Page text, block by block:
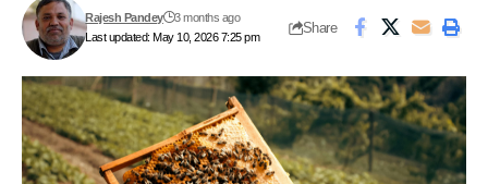
Last updated: May 10, 2026 7:25 pm
Rajesh Pandey 3 months ago
Share